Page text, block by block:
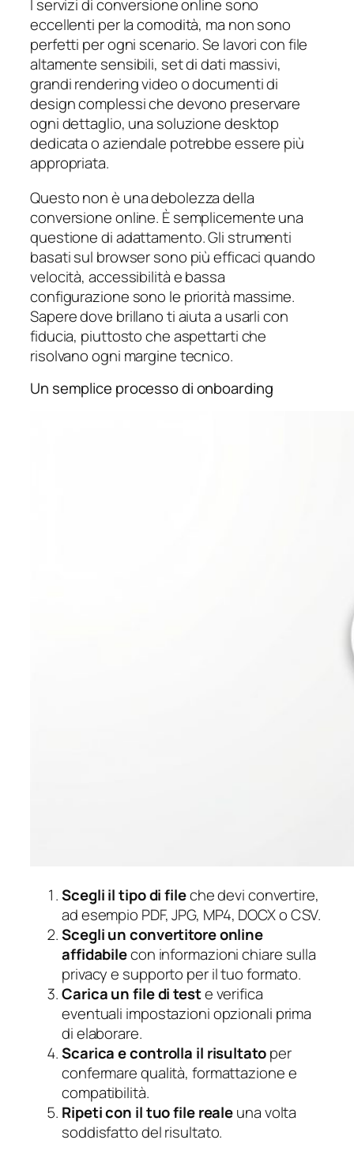
I servizi di conversione online sono
eccellenti per la comodità, ma non sono
perfetti per ogni scenario. Se lavori con file
altamente sensibili, set di dati massivi,
grandi rendering video o documenti di
design complessi che devono preservare
ogni dettaglio, una soluzione desktop
dedicata o aziendale potrebbe essere più
appropriata.
Questo non è una debolezza della
conversione online. È semplicemente una
questione di adattamento. Gli strumenti
basati sul browser sono più efficaci quando
velocità, accessibilità e bassa
configurazione sono le priorità massime.
Sapere dove brillano ti aiuta a usarli con
fiducia, piuttosto che aspettarti che
risolvano ogni margine tecnico.
Un semplice processo di onboarding
Scegli il tipo di fileche devi convertire,
ad esempio PDF, JPG, MP4, DOCX o CSV.
Scegli un convertitore online
affidabilecon informazioni chiare sulla
privacy e supporto per il tuo formato.
Carica un file di teste verifica
eventuali impostazioni opzionali prima
di elaborare.
Scarica e controlla il risultatoper
confermare qualità, formattazione e
compatibilità.
Ripeti con il tuo file realeuna volta
soddisfatto del risultato.